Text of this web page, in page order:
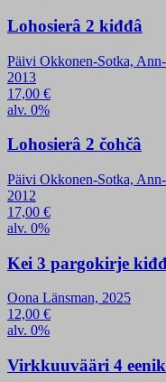
Lohosierâ 2 kiđđâ
Päivi Okkonen-Sotka,
2013
17,00 €
alv. 0%
Lohosierâ 2 čohčâ
Päivi Okkonen-Sotka,
2012
17,00 €
alv. 0%
Kei 3 pargokirje
Oona Länsman, 2025
12,00 €
alv. 0%
Virkkuuvääri 4